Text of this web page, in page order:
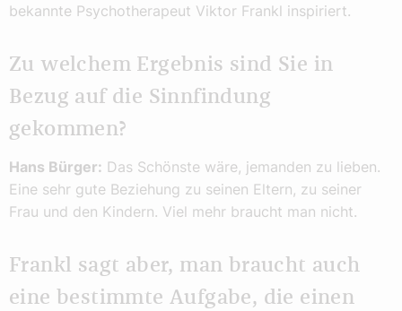
bekannte Psychotherapeut Viktor Frankl inspiriert.
Zu welchem Ergebnis sind Sie in
Bezug auf die Sinnfindung
gekommen?
Hans Bürger: Das Schönste wäre, jemanden zu lieben.
Eine sehr gute Beziehung zu seinen Eltern, zu seiner
Frau und den Kindern. Viel mehr braucht man nicht.
Frankl sagt aber, man braucht auch
eine bestimmte Aufgabe, die einen